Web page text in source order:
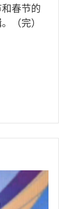
春节的
（完）